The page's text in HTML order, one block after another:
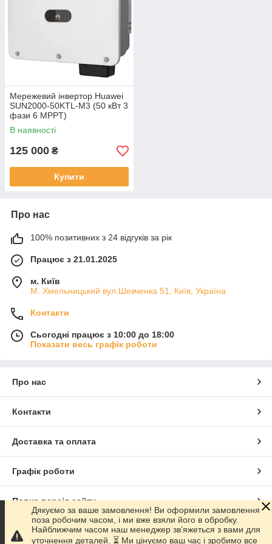
надійний, зручний і функціональний інвертор
реальними перевагами у роботі та контролі енергетичних
Мережевий інвертор Huawei
SUN2000-50KTL-M3 (50 кВт 3
фази 6 MPPT)
В наявності
125 000 ₴
Купити
Про нас
100% позитивних з 24 відгуків за рік
Працює з 21.01.2025
м. Київ
М. Хмельницький вул.Шевченка 51, Київ, Україна
Контакти
Сьогодні працює з 10:00 до 18:00
Показати весь графік роботи
Про нас
Контакти
Доставка та оплата
Графік роботи
Повна версія сайту
Сайт створено на маркетплейсіProm.ua
Дякуємо за ваше замовлення! Ви оформили замовлення
поза робочим часом, і ми вже взяли його в обробку.
Найближчим часом наш менеджер зв’яжеться з вами для
уточнення деталей. ⏳ Ми цінуємо ваш час і зробимо все